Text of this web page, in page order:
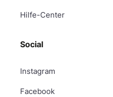
Hilfe-Center
Social
Instagram
Facebook